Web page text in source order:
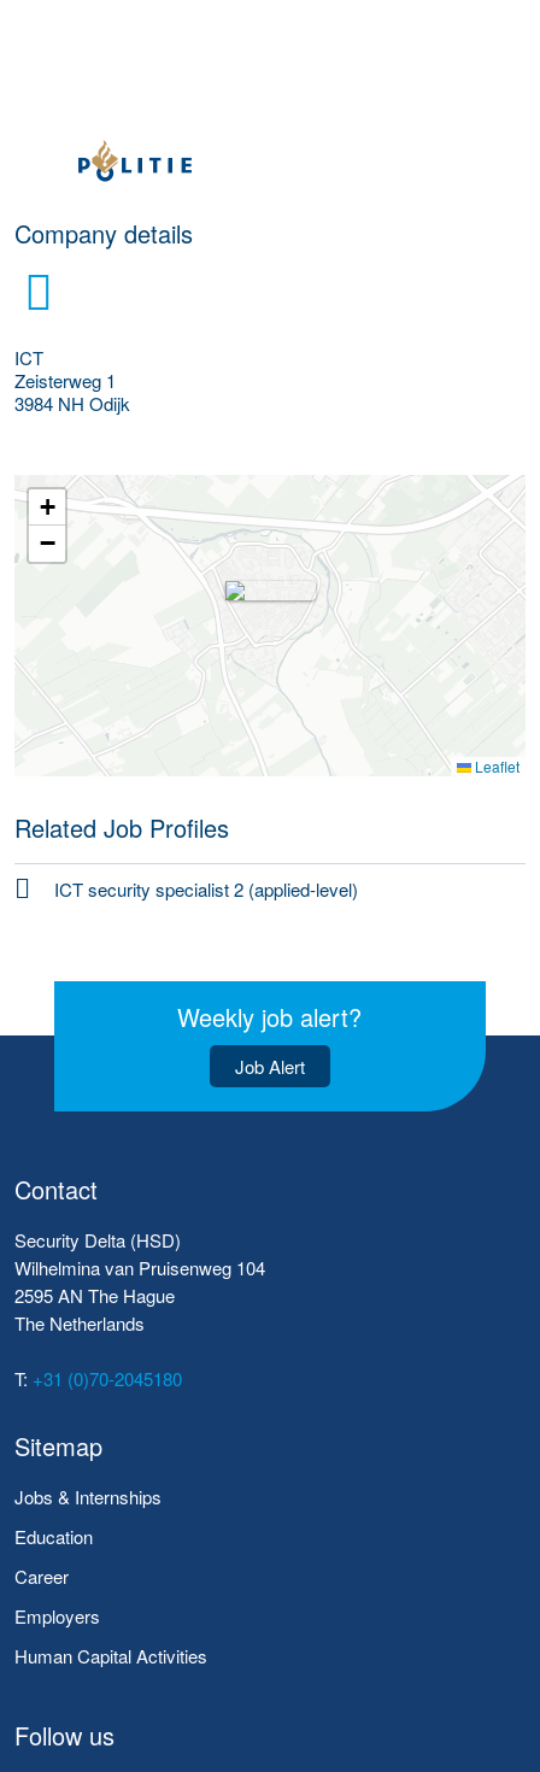
More Employer Details
Company details
ICT
Zeisterweg 1
3984 NH Odijk
+
−
Leaflet
Related Job Profiles
ICT security specialist 2 (applied-level)
Weekly job alert?
Job Alert
Contact
Security Delta (HSD)
Wilhelmina van Pruisenweg 104
2595 AN The Hague
The Netherlands
T: +31 (0)70-2045180
Sitemap
Jobs & Internships
Education
Career
Employers
Human Capital Activities
Follow us